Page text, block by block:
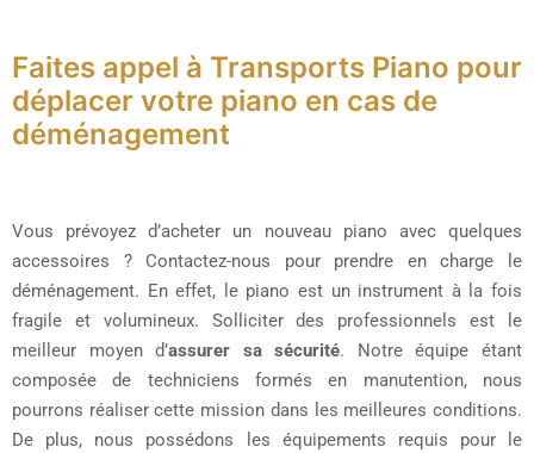
Faites appel à Transports Piano pour
déplacer votre piano en cas de
déménagement
Vous prévoyez d’acheter un nouveau piano avec quelques
accessoires ? Contactez-nous pour prendre en charge le
déménagement. En effet, le piano est un instrument à la fois
fragile et volumineux. Solliciter des professionnels est le
meilleur moyen d’assurer sa sécurité. Notre équipe étant
composée de techniciens formés en manutention, nous
pourrons réaliser cette mission dans les meilleures conditions.
De plus, nous possédons les équipements requis pour le